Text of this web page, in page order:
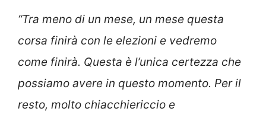
“Tra meno di un mese, un mese questa
corsa finirà con le elezioni e vedremo
come finirà. Questa è l’unica certezza che
possiamo avere in questo momento. Per il
resto, molto chiacchiericcio e